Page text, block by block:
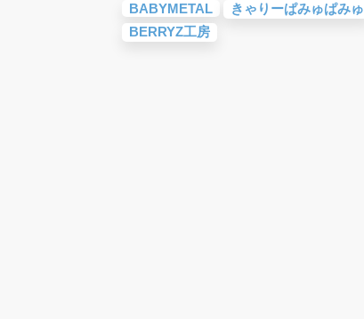
BABYMETAL
きゃりーぱみゅぱみゅ
BERRYZ工房